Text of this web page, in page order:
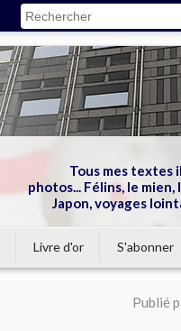
Tous mes textes
photos... Félins, le mien,
Japon, voyages
Livre d'or S'abonner
Publié